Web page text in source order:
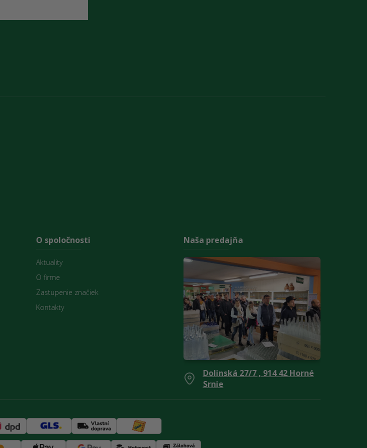
O spoločnosti
Aktuality
O firme
Zastupenie značiek
Kontakty
Naša predajňa
Dolinská 27/7 , 914 42 Horné
Srnie